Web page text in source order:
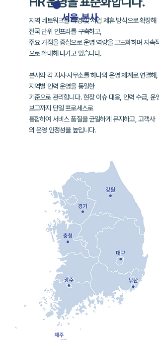
​서울 본사
지역 네트워크를 직영 및 사업 제휴 방식으로 확장해
전국 단위 인프라를 구축하고,
주요 거점을 중심으로 운영 역량을 고도화하며지속적
으로 확대해 나가고 있습니다.
본사와 각 지사·사무소를 하나의 운영 체계로 연결해,
지역별 인력 운영을 동일한
기준으로 관리합니다. 현장 이슈 대응, 인력 수급, 운영
보고까지 단일 프로세스로
통합하여 서비스 품질을 균일하게 유지하고, 고객사
의운영 안정성을 높입니다.